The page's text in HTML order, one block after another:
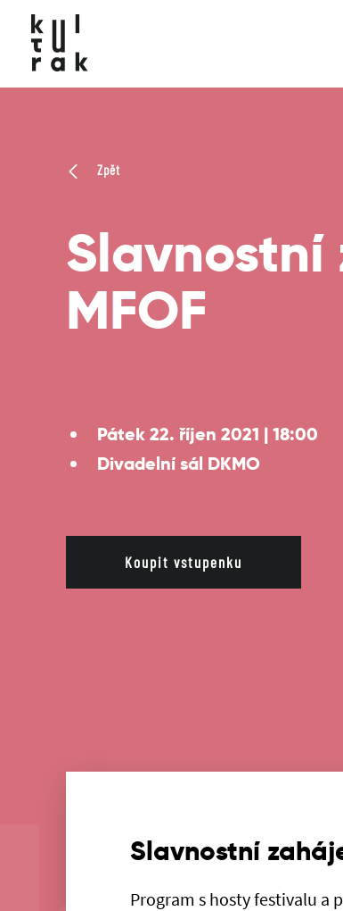
Zpět
MFOF
Pátek 22. říjen 2021 | 18:00
Divadelní sál DKMO
Koupit vstupenku
Slavnostní
Program s hosty festivalu a